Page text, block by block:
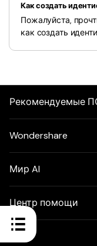
Как создать
Пожалуйста,
как создать
Рекомендуемые
Wondershare
Мир AI
Центр помощи